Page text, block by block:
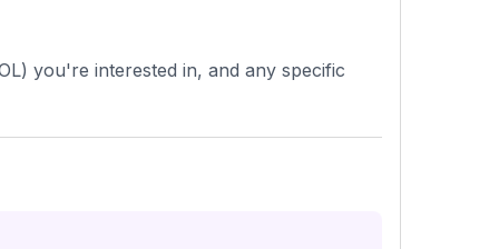
you're interested in, and any specific